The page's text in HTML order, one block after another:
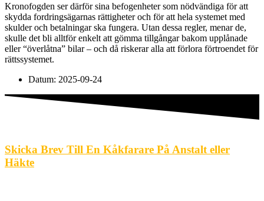
Kronofogden ser därför sina befogenheter som nödvändiga för att
skydda fordringsägarnas rättigheter och för att hela systemet med
skulder och betalningar ska fungera. Utan dessa regler, menar de,
skulle det bli alltför enkelt att gömma tillgångar bakom upplånade
eller “överlåtna” bilar – och då riskerar alla att förlora förtroendet för
rättssystemet.
Datum: 2025-09-24
Skicka Brev Till En Kåkfarare På Anstalt eller
Häkte